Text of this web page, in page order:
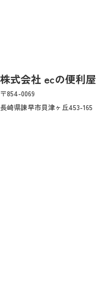
株式会社 ecの便利屋
〒854-0069
長崎県諫早市貝津ヶ丘453-165